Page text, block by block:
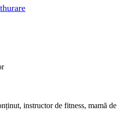
urare
instructor de fitness, mamă de